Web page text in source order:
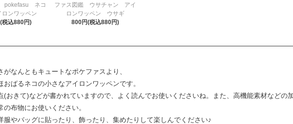
pokefasu ネコ
ンワッペン
税込880円)
ファス図鑑 ウサチャン アイ
ロンワッペン ウサギ
800円(税込880円)
なんともキュートなポケファスより、
ばるネコの小さなアイロンワッペンです。
おきて)などが書かれていますので、よく読んでお使いくださいね。また、高機能素材などの
布物にお使いください。
やバッグに貼ったり、飾ったり、集めたりして楽しんでください♪